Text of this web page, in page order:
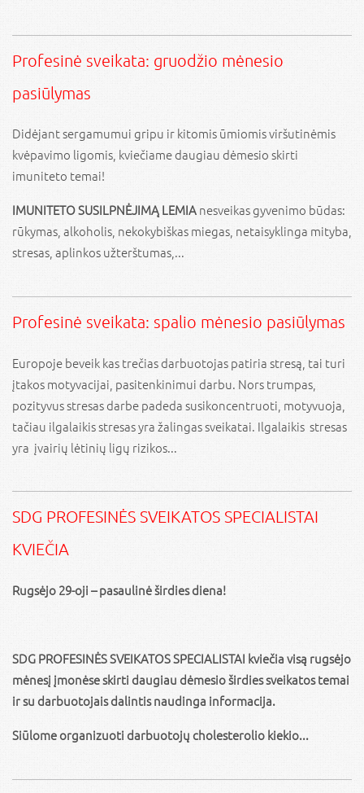
Profesinė sveikata: gruodžio mėnesio
pasiūlymas
Didėjant sergamumui gripu ir kitomis ūmiomis viršutinėmis
kvėpavimo ligomis, kviečiame daugiau dėmesio skirti
imuniteto temai!
IMUNITETO SUSILPNĖJIMĄ LEMIAnesveikas gyvenimo būdas:
rūkymas, alkoholis, nekokybiškas miegas, netaisyklinga mityba,
stresas, aplinkos užterštumas,...
Profesinė sveikata: spalio mėnesio pasiūlymas
Europoje beveik kas trečias darbuotojas patiria stresą, tai turi
įtakos motyvacijai, pasitenkinimui darbu. Nors trumpas,
pozityvus stresas darbe padeda susikoncentruoti, motyvuoja,
tačiau ilgalaikis stresas yra žalingas sveikatai. Ilgalaikis stresas
yra įvairių lėtinių ligų rizikos...
SDG PROFESINĖS SVEIKATOS SPECIALISTAI
KVIEČIA
Rugsėjo 29-oji – pasaulinė širdies diena!
SDG PROFESINĖS SVEIKATOS SPECIALISTAI kviečia visą rugsėjo
mėnesį įmonėse skirti daugiau dėmesio širdies sveikatos temai
ir su darbuotojais dalintis naudinga informacija.
Siūlome organizuoti darbuotojų cholesterolio kiekio...